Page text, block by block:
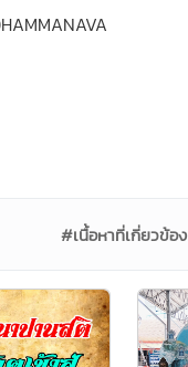
#เนื้อหาที่เกี่ยวข้อง